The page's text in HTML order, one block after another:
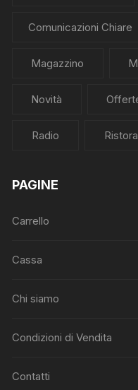
Comunicazioni Chiare
Magazzino
Novità
Radio
PAGINE
Carrello
Cassa
Chi siamo
Condizioni di Vendita
Contatti